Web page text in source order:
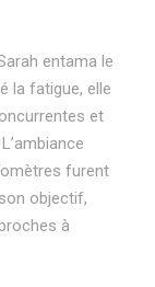
entama le
la fatigue, elle
et
furent
objectif,
à